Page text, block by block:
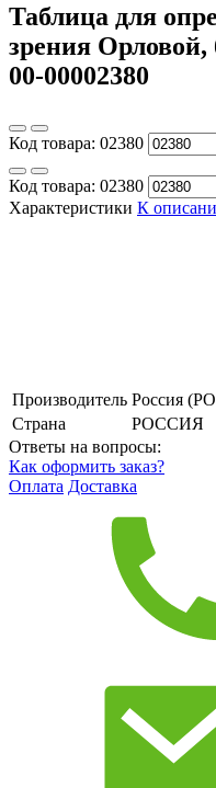
Таблица для
зрения Орловой,
00-00002380
Код товара: 02380
Код товара: 02380
Характеристики К
Производитель Россия
Страна
РОССИЯ
Ответы на вопросы:
Как оформить заказ?
Оплата Доставка